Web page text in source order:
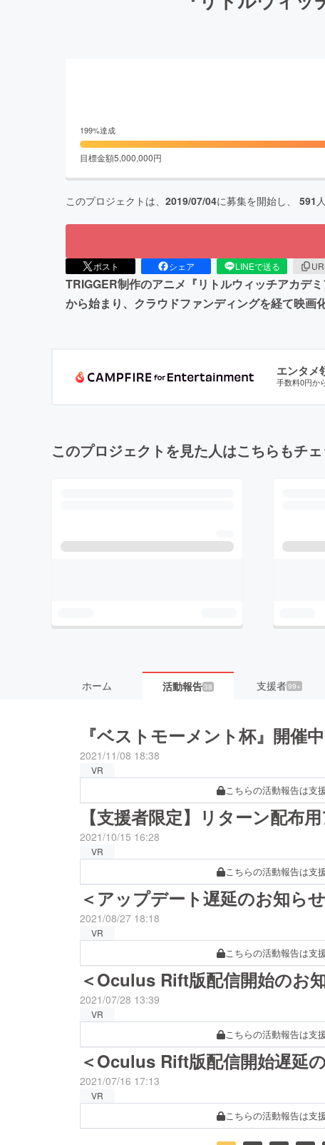
199%達成
目標金額5,000,000円
このプロジェクトは、 2019/07/04に募集を開始し、 591
ポスト シェア LINEで送る
TRIGGER制作のアニメ『リトルウィッチアカデ
から始まり、クラウドファンディングを経て映画
エンタメ
手数料0円か
このプロジェクトを見た人はこちらもチ
ホーム 活動報告38 支援者99+
『ベストモーメント杯』開催
2021/11/08 18:38
VR
こちらの活動報告は支
【支援者限定】リターン配布
2021/10/15 16:28
VR
こちらの活動報告は支
＜アップデート遅延のお知ら
2021/08/27 18:18
VR
こちらの活動報告は支
＜Oculus Rift版配信開始のお
2021/07/28 13:39
VR
こちらの活動報告は支
＜Oculus Rift版配信開始遅延
2021/07/16 17:13
VR
こちらの活動報告は支